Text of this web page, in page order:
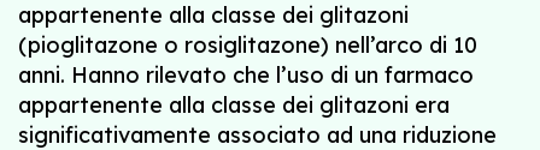
appartenente alla classe dei glitazoni
(pioglitazone o rosiglitazone) nell’arco di 10
anni. Hanno rilevato che l’uso di un farmaco
appartenente alla classe dei glitazoni era
significativamente associato ad una riduzione